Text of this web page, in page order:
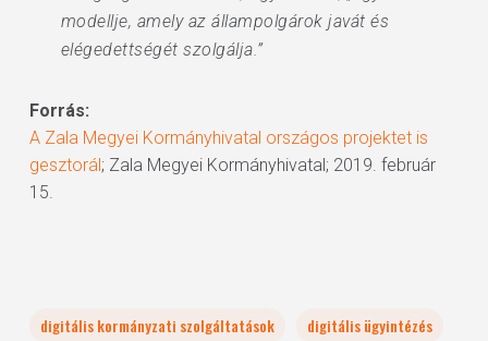
modellje, amely az állampolgárok javát és
elégedettségét szolgálja.”
Forrás:
A Zala Megyei Kormányhivatal országos projektet is
gesztorál; Zala Megyei Kormányhivatal; 2019. február
15.
digitális kormányzati szolgáltatások
digitális ügyintézés